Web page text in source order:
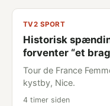
TV2 SPORT
Historisk
forventer “et
Tour de France
kystby, Nice.
4 timer siden